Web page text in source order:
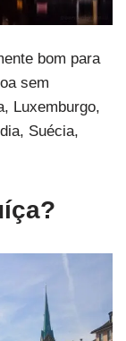
bom para
sem
Luxemburgo,
Suécia,